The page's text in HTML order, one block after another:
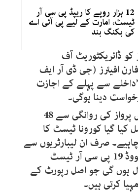
12 ہزار روپے کا ریپڈ پی سی آر
ٹیسٹ، امارت کے لیے پی آئی اے
کی بکنگ بند
کو ڈائریکٹوریٹ آف
افیئرز (جی ڈی آر ایف
سے پہلے کے اجازت
دینا ہوگی۔
کی روانگی سے48
کیا گیا کورونا ٹیسٹ کا
صرف ان لیبارٹریوں سے
19 پی سی آر ٹیسٹ
ہوں گی جو اصل رپورٹ کے
کرتی ہیں۔